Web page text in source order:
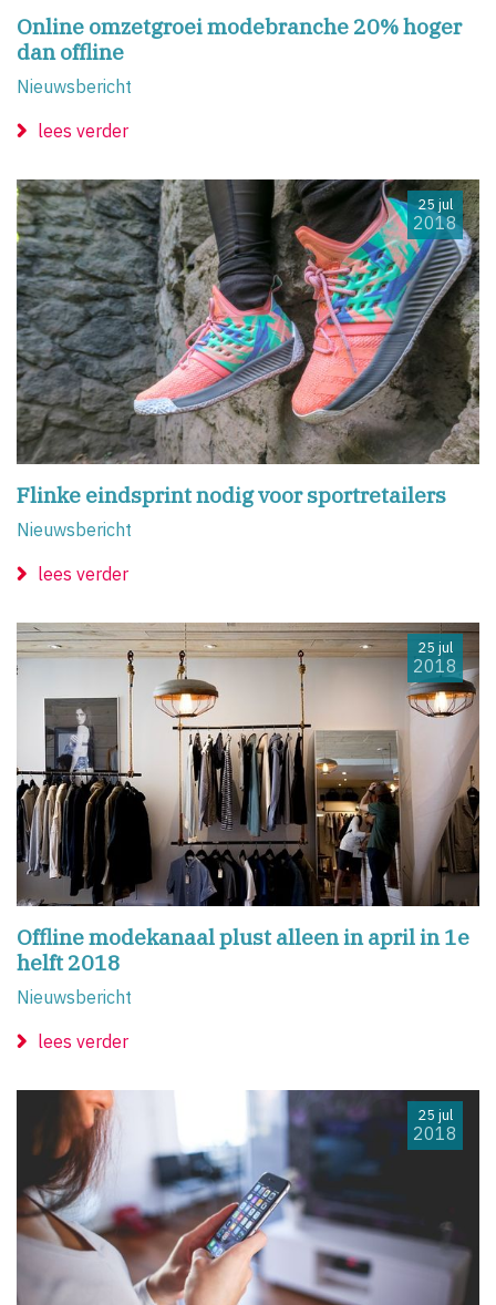
Online omzetgroei modebranche 20% hoger
dan offline
Nieuwsbericht
lees verder
Flinke eindsprint nodig voor sportretailers
Nieuwsbericht
25 jul
2018
lees verder
Offline modekanaal plust alleen in april in 1e
helft 2018
Nieuwsbericht
25 jul
2018
lees verder
25 jul
2018